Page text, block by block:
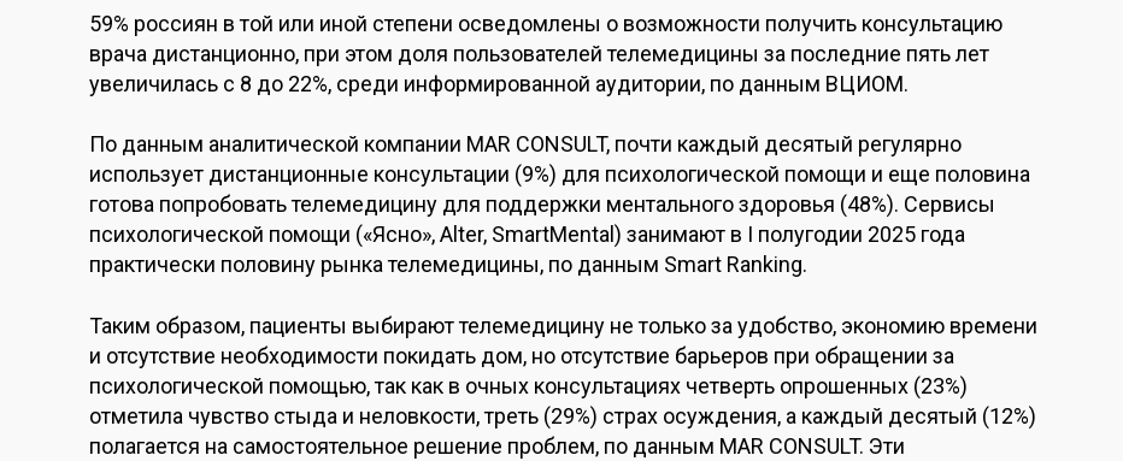
59% россиян в той или иной степени осведомлены о возможности получить консультацию
врача дистанционно, при этом доля пользователей телемедицины за последние пять лет
увеличилась с 8 до 22%, среди информированной аудитории, по данным ВЦИОМ.
По данным аналитической компании MAR CONSULT, почти каждый десятый регулярно
использует дистанционные консультации (9%) для психологической помощи и еще половина
готова попробовать телемедицину для поддержки ментального здоровья (48%). Сервисы
психологической помощи («Ясно», Alter, SmartMental) занимают в I полугодии 2025 года
практически половину рынка телемедицины, по данным Smart Ranking.
Таким образом, пациенты выбирают телемедицину не только за удобство, экономию времени
и отсутствие необходимости покидать дом, но отсутствие барьеров при обращении за
психологической помощью, так как в очных консультациях четверть опрошенных (23%)
отметила чувство стыда и неловкости, треть (29%) страх осуждения, а каждый десятый (12%)
полагается на самостоятельное решение проблем, по данным MAR CONSULT. Эти